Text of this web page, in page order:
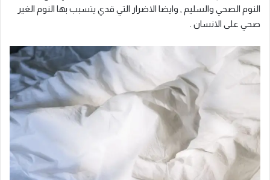
النوم الصحي والسليم , وايضا الاضرار التي قدي يتسبب بها النوم الغير
صحي على الانسان .